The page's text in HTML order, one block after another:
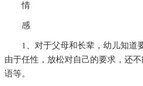
情
感
1、对于父母和长辈，幼儿知道
由于任性，放松对自己的要求，还
语等。